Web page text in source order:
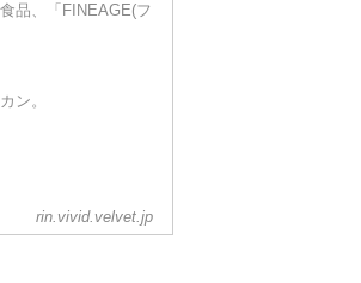
品、「FINEAGE(フ
ン。
rin.vivid.velvet.jp